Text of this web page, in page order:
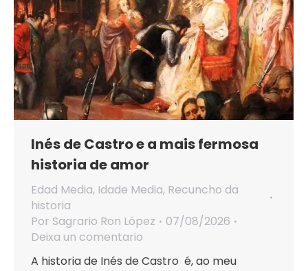
Inés de Castro e a mais fermosa
historia de amor
Edad Media, Idade Media, Recuncho da
historia
Por Sagrario Ron López
07/08/2026
Deixa un comentario
A historia de Inés de Castro é, ao meu